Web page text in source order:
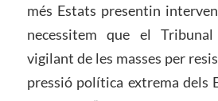
més Estats presentin
necessitem que el
vigilant de les masses per
pressió política extrema dels